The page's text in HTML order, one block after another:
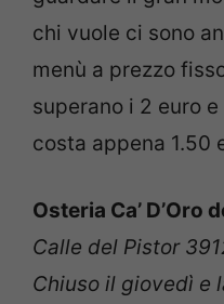
chi vuole ci sono
menù a prezzo
superano i 2 euro
costa appena 1.50
Osteria Ca’ D’Oro
Calle del Pistor
Chiuso il giovedì e